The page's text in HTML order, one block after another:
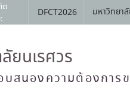
ต
DFCT2026 มหาวิทยา
ยนเรศวร
สนองความต้องการ